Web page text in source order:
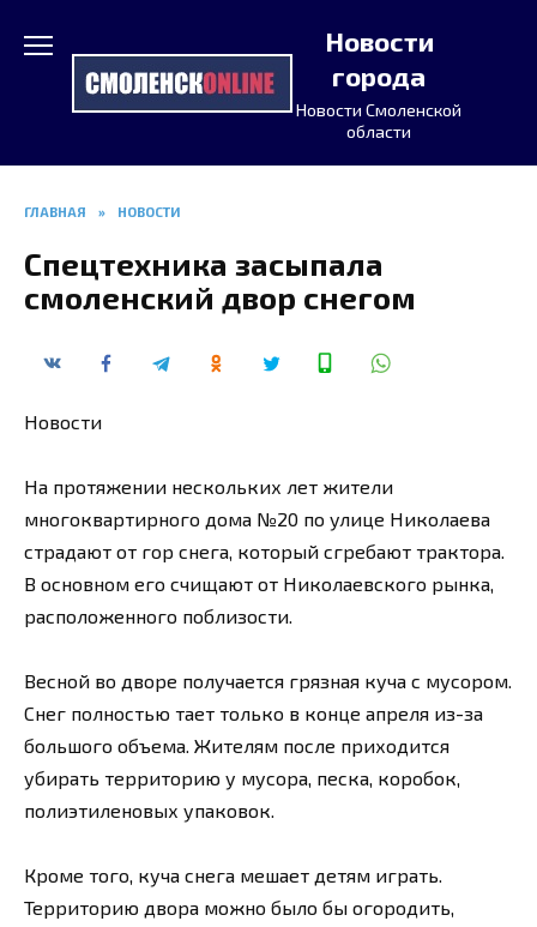
содержанию
Новости
города
Новости Смоленской
области
ГЛАВНАЯ » НОВОСТИ
Спецтехника засыпала
смоленский двор снегом
Новости
На протяжении нескольких лет жители
многоквартирного дома №20 по улице Николаева
страдают от гор снега, который сгребают трактора.
В основном его счищают от Николаевского рынка,
расположенного поблизости.
Весной во дворе получается грязная куча с мусором.
Снег полностью тает только в конце апреля из-за
большого объема. Жителям после приходится
убирать территорию у мусора, песка, коробок,
полиэтиленовых упаковок.
Кроме того, куча снега мешает детям играть.
Территорию двора можно было бы огородить,